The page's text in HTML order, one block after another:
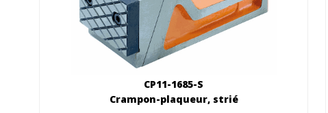
CP11-1685-S
Crampon-plaqueur, strié